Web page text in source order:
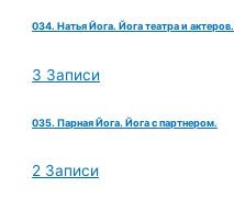
034. Натья Йога. Йога театра и
3 Записи
035. Парная Йога. Йога с партнером.
2 Записи